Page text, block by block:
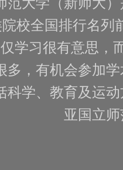
校全国排行名列
学习很有意思，
多，有机会参加
科学、教育及运
亚国立师